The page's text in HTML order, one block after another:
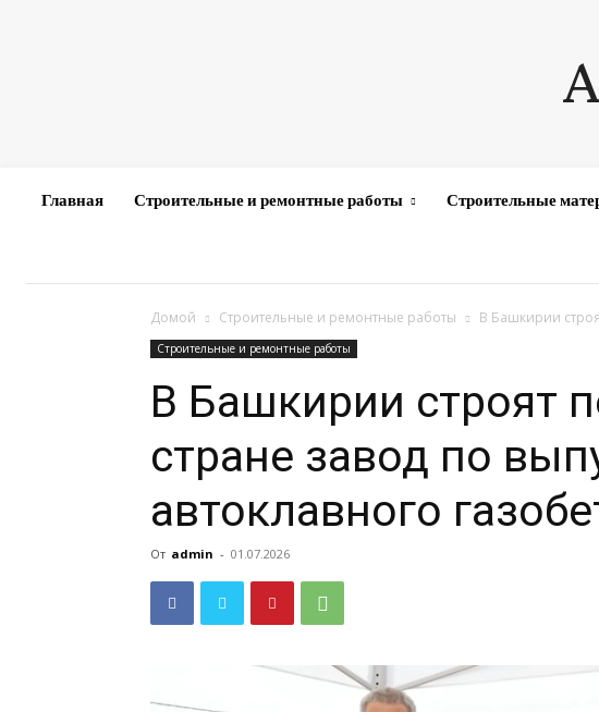
Главная Строительные и ремонтные работы Строительные
Домой Строительные и ремонтные работы В Башкирии
Строительные и ремонтные работы
В Башкирии строят
стране завод по
автоклавного
От admin - 01.07.2026